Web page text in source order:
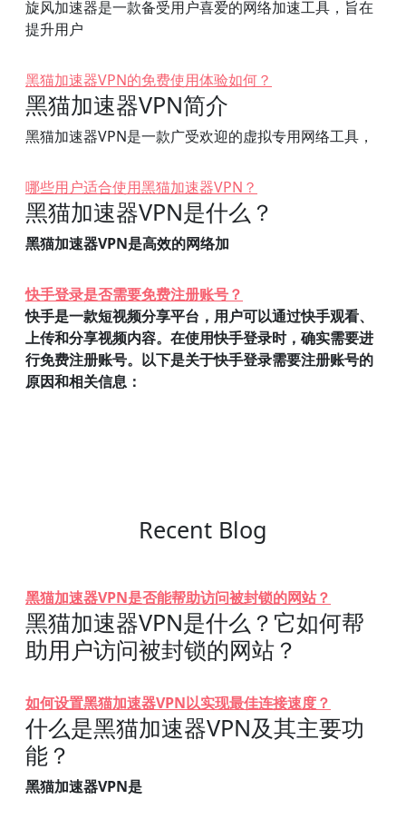
旋风加速器是一款备受用户喜爱的网络加速工具，旨在
提升用户
黑猫加速器VPN的免费使用体验如何？
黑猫加速器VPN简介
黑猫加速器VPN是一款广受欢迎的虚拟专用网络工具，
哪些用户适合使用黑猫加速器VPN？
黑猫加速器VPN是什么？
黑猫加速器VPN是高效的网络加
快手登录是否需要免费注册账号？
快手是一款短视频分享平台，用户可以通过快手观看、
上传和分享视频内容。在使用快手登录时，确实需要进
行免费注册账号。以下是关于快手登录需要注册账号的
原因和相关信息：
Recent Blog
黑猫加速器VPN是否能帮助访问被封锁的网站？
黑猫加速器VPN是什么？它如何帮
助用户访问被封锁的网站？
如何设置黑猫加速器VPN以实现最佳连接速度？
什么是黑猫加速器VPN及其主要功
能？
黑猫加速器VPN是